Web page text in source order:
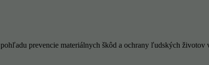
prevencie materiálnych škôd a ochrany ľudských